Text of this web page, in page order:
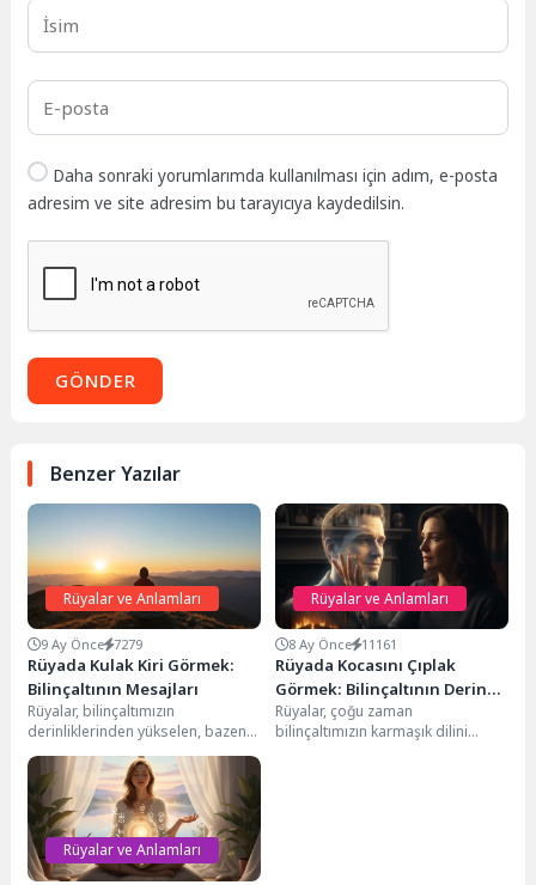
Daha sonraki yorumlarımda kullanılması için adım, e-posta
adresim ve site adresim bu tarayıcıya kaydedilsin.
GÖNDER
Benzer Yazılar
Rüyalar ve Anlamları
9 Ay Önce 7279
Rüyada Kulak Kiri Görmek:
Bilinçaltının Mesajları
Rüyalar, bilinçaltımızın
derinliklerinden yükselen, bazen
karmaşık, bazen de şaşırtıcı
mesajlar taşır. Bu mesajları doğru
yorumlamak,...
Rüyalar ve Anlamları
8 Ay Önce 11161
Rüyada Kocasını Çıplak
Görmek: Bilinçaltının Derin
Mesajları
Rüyalar, çoğu zaman
bilinçaltımızın karmaşık dilini
Rüyalar ve Anlamları